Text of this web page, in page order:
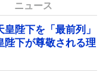
ニュース
陛下を「最前列」
下が尊敬される理